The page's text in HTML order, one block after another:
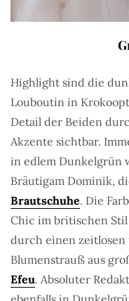
Highlight sind die
Louboutin in
Detail der Beiden
Akzente sichtbar.
in edlem Dunkelgrün
Bräutigam Dominik,
Brautschuhe. Die
Chic im britischen
durch einen zeitlosen
Blumenstrauß aus
Efeu. Absoluter